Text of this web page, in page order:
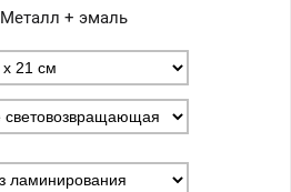
Металл + эмаль